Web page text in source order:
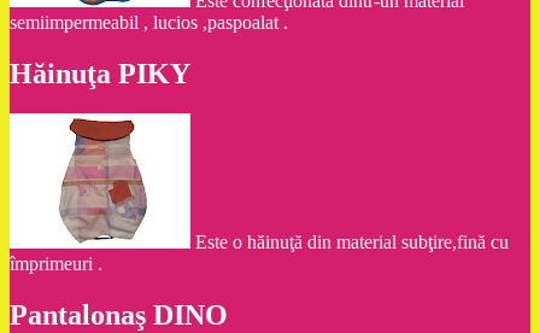
semiimpermeabil , lucios ,paspoalat .
Hăinuţa PIKY
Este o hăinuţă din material subţire,fină cu
împrimeuri .
Pantalonaş DINO